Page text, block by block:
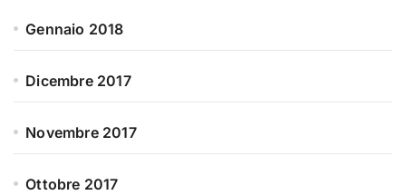
Gennaio 2018
Dicembre 2017
Novembre 2017
Ottobre 2017